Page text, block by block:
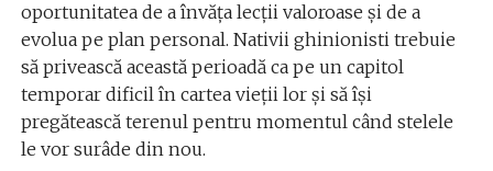
oportunitatea de a învăța lecții valoroase și de a
evolua pe plan personal. Nativii ghinionisti trebuie
să privească această perioadă ca pe un capitol
temporar dificil în cartea vieții lor și să își
pregătească terenul pentru momentul când stelele
le vor surâde din nou.